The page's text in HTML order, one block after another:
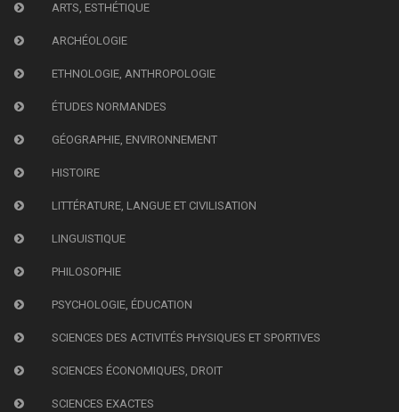
ARTS, ESTHÉTIQUE
ARCHÉOLOGIE
ETHNOLOGIE, ANTHROPOLOGIE
ÉTUDES NORMANDES
GÉOGRAPHIE, ENVIRONNEMENT
HISTOIRE
LITTÉRATURE, LANGUE ET CIVILISATION
LINGUISTIQUE
PHILOSOPHIE
PSYCHOLOGIE, ÉDUCATION
SCIENCES DES ACTIVITÉS PHYSIQUES ET SPORTIVES
SCIENCES ÉCONOMIQUES, DROIT
SCIENCES EXACTES